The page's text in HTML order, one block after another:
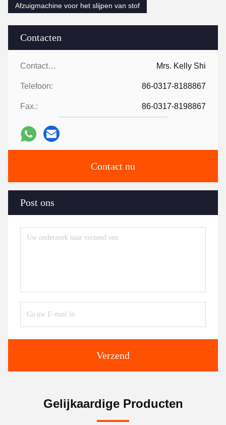
Contacten
Contacten: Mrs. Kelly Shi
Telefoon: 86-0317-8188867
Fax.: 86-0317-8198867
Contact nu
Post ons
Verzend
Afzuigmachine voor het slijpen van stof
Gelijkaardige Producten